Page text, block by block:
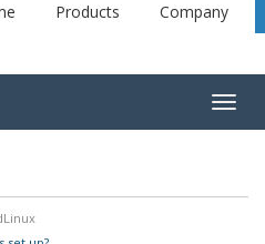
Products Company